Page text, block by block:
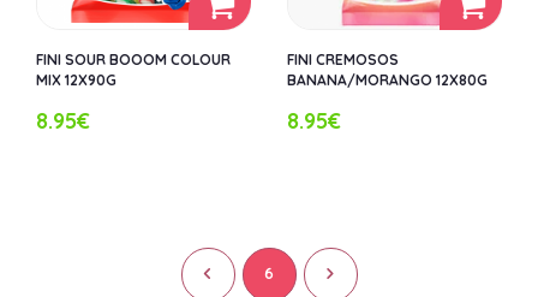
FINI SOUR BOOOM COLOUR
MIX 12X90G
8.95€
FINI CREMOSOS
BANANA/MORANGO 12X80G
8.95€
< 6 >